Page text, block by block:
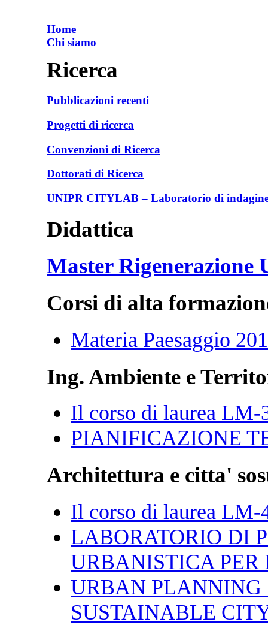
Home
Chi siamo
Ricerca
Pubblicazioni recenti
Progetti di ricerca
Convenzioni di Ricerca
Dottorati di Ricerca
UNIPR CITYLAB – Laboratorio di
Didattica
Master Rigenerazione
Corsi di alta
Materia Paesaggio
Ing. Ambiente e
Il corso di laurea LM-
PIANIFICAZIONE
Architettura e citta'
Il corso di laurea LM-
LABORATORIO DI
URBANISTICA
URBAN PLANNING
SUSTAINABLE